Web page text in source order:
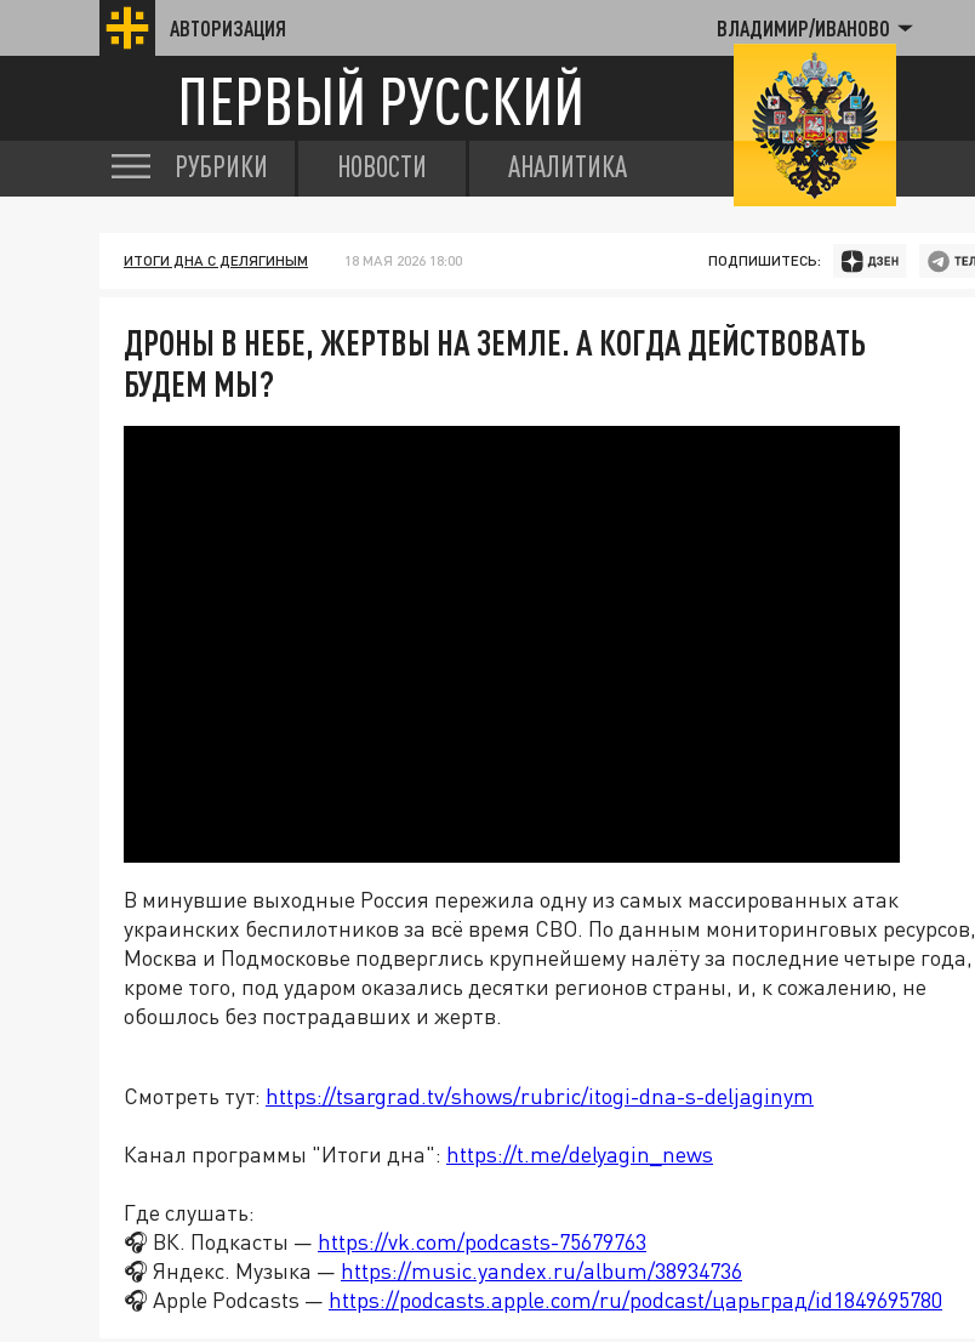
АВТОРИЗАЦИЯ ВЛАДИМИР/ИВАНОВО
ПЕРВЫЙ РУССКИЙ
РУБРИКИ НОВОСТИ АНАЛИТИКА
ИТОГИ ДНА С ДЕЛЯГИНЫМ 18 МАЯ 2026 18:00 ПОДПИШИТЕСЬ:
ДРОНЫ В НЕБЕ, ЖЕРТВЫ НА ЗЕМЛЕ. А КОГДА ДЕЙСТВОВАТЬ
БУДЕМ МЫ?
В минувшие выходные Россия пережила одну из самых массированных атак
украинских беспилотников за всё время СВО. По данным мониторинговых ресурсов,
Москва и Подмосковье подверглись крупнейшему налёту за последние четыре года,
кроме того, под ударом оказались десятки регионов страны, и, к сожалению, не
обошлось без пострадавших и жертв.
Смотреть тут: https://tsargrad.tv/shows/rubric/itogi-dna-s-deljaginym
Канал программы "Итоги дна": https://t.me/delyagin_news
Где слушать:
🎧 ВК. Подкасты — https://vk.com/podcasts-75679763
🎧 Яндекс. Музыка — https://music.yandex.ru/album/38934736
🎧 Apple Podcasts — https://podcasts.apple.com/ru/podcast/царьград/id1849695780